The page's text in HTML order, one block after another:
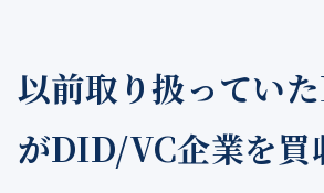
以前取り扱ってい
がDID/VC企業を買